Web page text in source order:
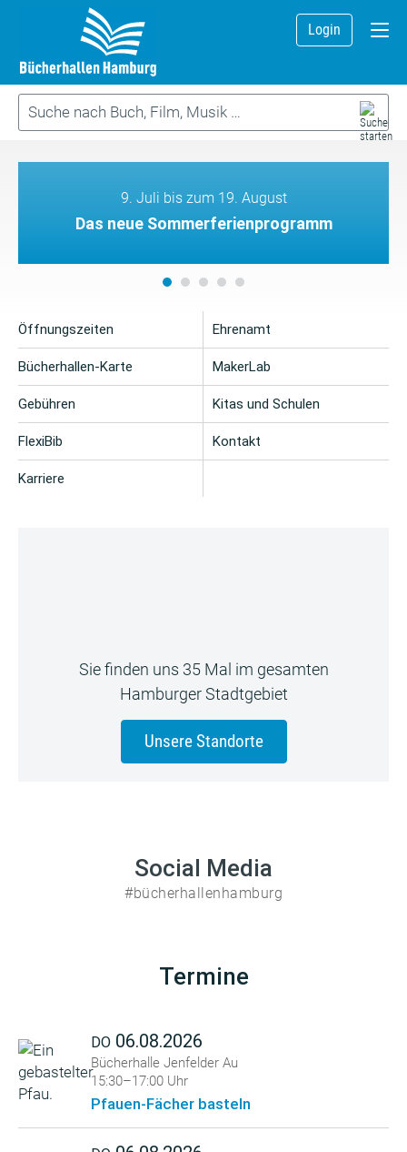
Login
9. Juli bis zum 19. August
Das neue Sommerferienprogramm
Öffnungszeiten
Bücherhallen-Karte
Gebühren
FlexiBib
Karriere
Ehrenamt
MakerLab
Kitas und Schulen
Kontakt
Sie finden uns 35 Mal im gesamten
Hamburger Stadtgebiet
Unsere Standorte
Social Media
#bücherhallenhamburg
Termine
DO 06.08.2026
Bücherhalle Jenfelder Au
15:30–17:00 Uhr
Pfauen-Fächer basteln